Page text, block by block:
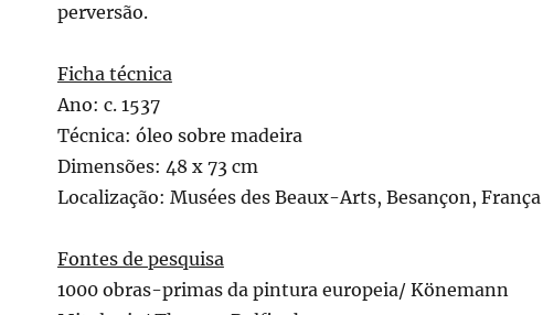
perversão.
Ficha técnica
Ano: c. 1537
Técnica: óleo sobre madeira
Dimensões: 48 x 73 cm
Localização: Musées des Beaux-Arts, Besançon, França
Fontes de pesquisa
1000 obras-primas da pintura europeia/ Könemann